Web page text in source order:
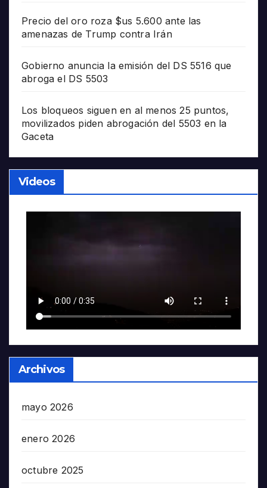
Precio del oro roza $us 5.600 ante las
amenazas de Trump contra Irán
Gobierno anuncia la emisión del DS 5516 que
abroga el DS 5503
Los bloqueos siguen en al menos 25 puntos,
movilizados piden abrogación del 5503 en la
Gaceta
Videos
Archivos
mayo 2026
enero 2026
octubre 2025